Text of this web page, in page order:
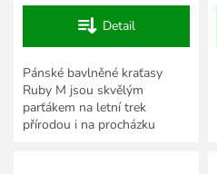
Detail
Pánské bavlněné kraťasy
Ruby M jsou skvělým
parťákem na letní trek
přírodou i na procházku